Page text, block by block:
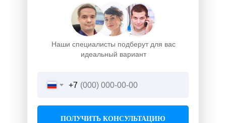
Наши специалисты подберут для вас
идеальный вариант
+7
ПОЛУЧИТЬ КОНСУЛЬТАЦИЮ